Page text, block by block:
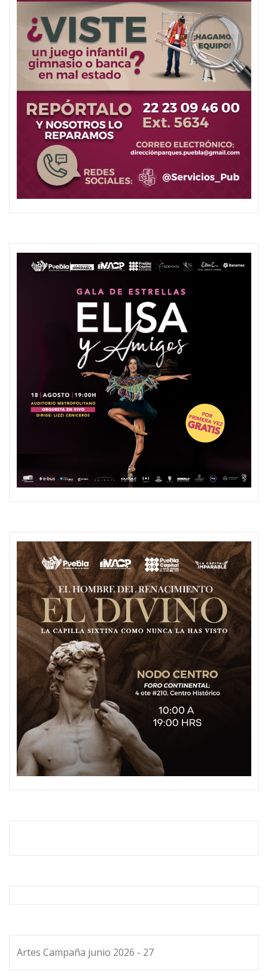
Artes Campaña junio 2026 - 27